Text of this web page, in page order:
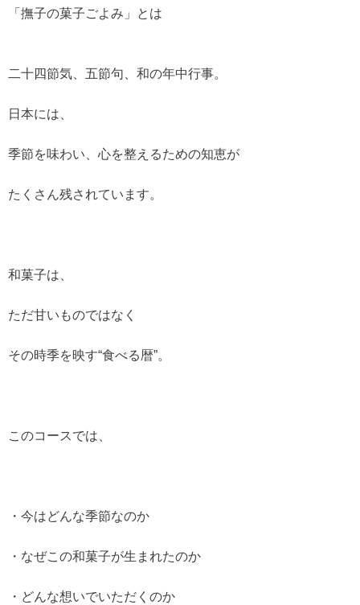
「撫子の菓子ごよみ」とは
二十四節気、五節句、和の年中行事。
日本には、
季節を味わい、心を整えるための知恵が
たくさん残されています。
和菓子は、
ただ甘いものではなく
その時季を映す“食べる暦”。
このコースでは、
・今はどんな季節なのか
・なぜこの和菓子が生まれたのか
・どんな想いでいただくのか